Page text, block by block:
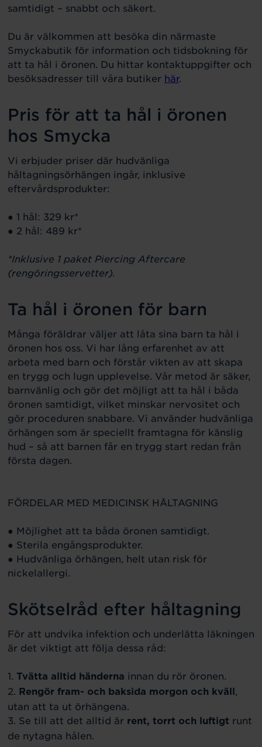
samtidigt – snabbt och säkert.
Du är välkommen att besöka din närmaste
Smyckabutik för information och tidsbokning för
att ta hål i öronen. Du hittar kontaktuppgifter och
besöksadresser till våra butiker här.
Pris för att ta hål i öronen
hos Smycka
Vi erbjuder priser där hudvänliga
håltagningsörhängen ingår, inklusive
eftervårdsprodukter:
● 1 hål: 329 kr*
● 2 hål: 489 kr*
*Inklusive 1 paket Piercing Aftercare
(rengöringsservetter).
Ta hål i öronen för barn
Många föräldrar väljer att låta sina barn ta hål i
öronen hos oss. Vi har lång erfarenhet av att
arbeta med barn och förstår vikten av att skapa
en trygg och lugn upplevelse. Vår metod är säker,
barnvänlig och gör det möjligt att ta hål i båda
öronen samtidigt, vilket minskar nervositet och
gör proceduren snabbare. Vi använder hudvänliga
örhängen som är speciellt framtagna för känslig
hud – så att barnen får en trygg start redan från
första dagen.
FÖRDELAR MED MEDICINSK HÅLTAGNING
● Möjlighet att ta båda öronen samtidigt.
● Sterila engångsprodukter.
● Hudvänliga örhängen, helt utan risk för
nickelallergi.
Skötselråd efter håltagning
För att undvika infektion och underlätta läkningen
är det viktigt att följa dessa råd:
1. Tvätta alltid händerna innan du rör öronen.
2. Rengör fram- och baksida morgon och kväll,
utan att ta ut örhängena.
3. Se till att det alltid är rent, torrt och luftigt runt
de nytagna hålen.